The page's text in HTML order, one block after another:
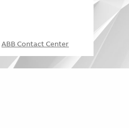
ABB Contact Center